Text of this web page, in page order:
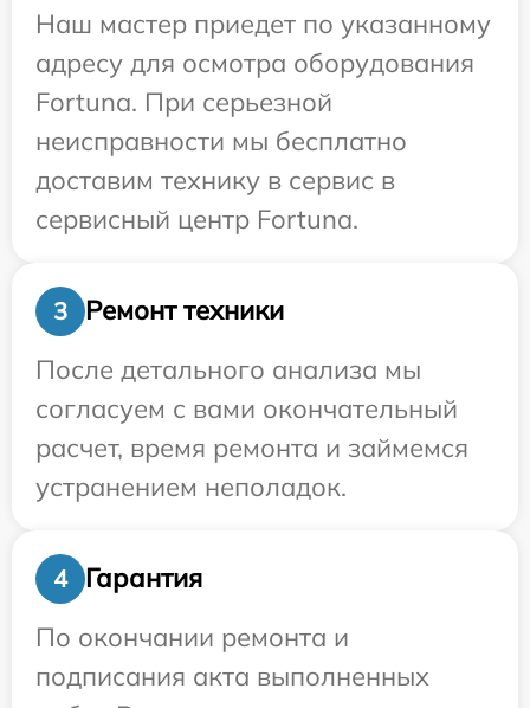
Наш мастер приедет по указанному
адресу для осмотра оборудования
Fortuna. При серьезной
неисправности мы бесплатно
доставим технику в сервис в
сервисный центр Fortuna.
3
Ремонт техники
После детального анализа мы
согласуем с вами окончательный
расчет, время ремонта и займемся
устранением неполадок.
4
Гарантия
По окончании ремонта и
подписания акта выполненных